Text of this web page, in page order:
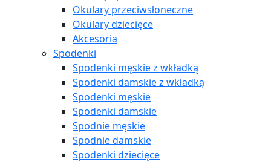
Okulary przeciwsłoneczne
Okulary dziecięce
Akcesoria
Spodenki
Spodenki męskie z wkładką
Spodenki damskie z wkładką
Spodenki męskie
Spodenki damskie
Spodnie męskie
Spodnie damskie
Spodenki dziecięce